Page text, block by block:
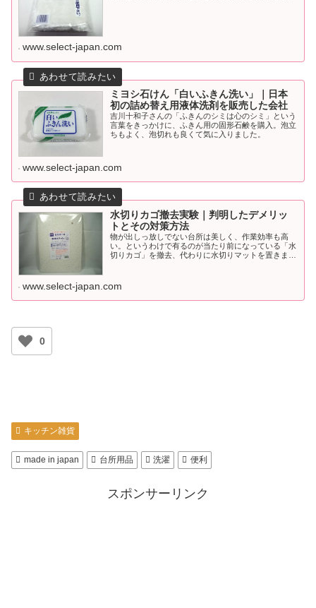
www.select-japan.com
ミヨシ石けん「白いふきん洗い」｜日本
初の詰め替え用液体洗剤を販売した会社
吉川十和子さんの「ふきんのシミは心のシミ」という
言葉をきっかけに、ふきん用の固形石鹸を購入。泡立
ちもよく、泡切れも良くて気に入りました。
www.select-japan.com
水切りカゴ撤去実験｜判明したデメリッ
トとその対策方法
物が出しっ放しでない台所は美しく、作業効率も高
い。というわけで有るのが当たり前になっている「水
切りカゴ」を撤去、代わりに水切りマットを置きまし
www.select-japan.com
0
キッチン雑貨
made in japan 台所用品 洗濯 便利
スポンサーリンク